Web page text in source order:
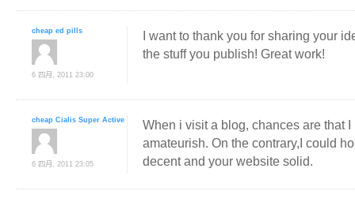
cheap ed pills
6 四月, 2011 23:00
I want to thank you for sharing your
the stuff you publish! Great work!
cheap Cialis Super Active
6 四月, 2011 23:05
When i visit a blog, chances are that
amateurish. On the contrary,I could
decent and your website solid.